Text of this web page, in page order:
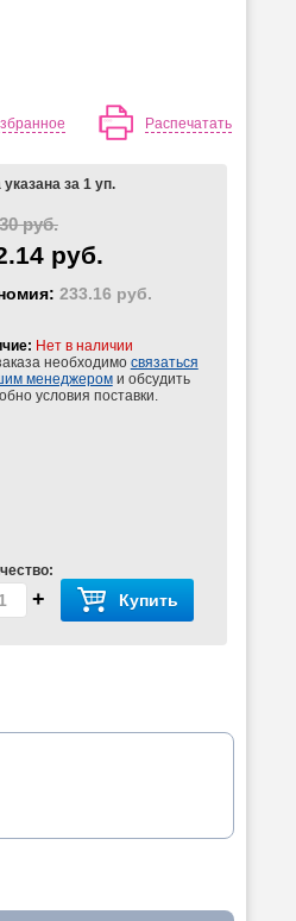
Распечатать
указана за 1 уп.
руб.
руб.
233.16 руб.
Нет в наличии
необходимо связаться
менеджероми обсудить
условия поставки.
+ Купить